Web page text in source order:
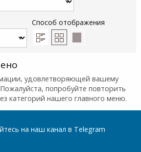
Способ отображения
удовлетворяющей вашему
попробуйте повторить
категорий нашего главного меню.
на наш канал в Telegram